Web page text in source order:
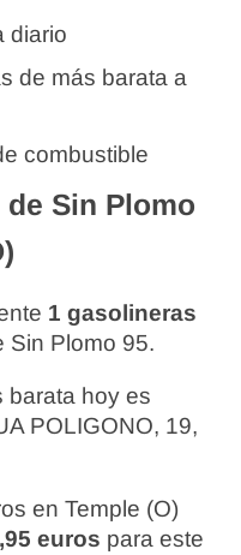
diario
de más barata a
combustible
Sin Plomo
1 gasolineras
Sin Plomo 95.
barata hoy es
POLIGONO, 19,
en Temple (O)
euros para este